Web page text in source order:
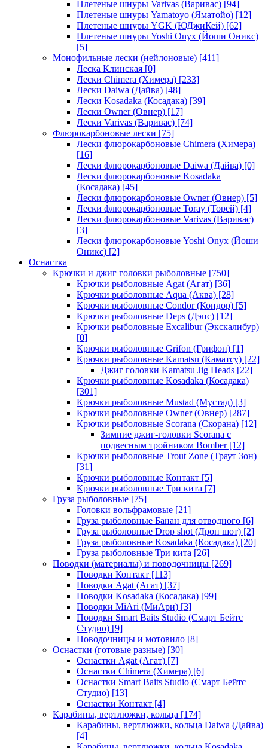
Плетеные шнуры Varivas (Варивас) [94]
Плетеные шнуры Yamatoyo (Яматойо) [12]
Плетеные шнуры YGK (ЮДжиКей) [62]
Плетеные шнуры Yoshi Onyx (Йоши Оникс)
[5]
Монофильные лески (нейлоновые) [411]
Леска Клинская [0]
Лески Chimera (Химера) [233]
Лески Daiwa (Дайва) [48]
Лески Kosadaka (Косадака) [39]
Лески Owner (Овнер) [17]
Лески Varivas (Варивас) [74]
Флюрокарбоновые лески [75]
Лески флюрокарбоновые Chimera (Химера)
[16]
Лески флюрокарбоновые Daiwa (Дайва) [0]
Лески флюрокарбоновые Kosadaka
(Косадака) [45]
Лески флюрокарбоновые Owner (Овнер) [5]
Лески флюрокарбоновые Toray (Торей) [4]
Лески флюрокарбоновые Varivas (Варивас)
[3]
Лески флюрокарбоновые Yoshi Onyx (Йоши
Оникс) [2]
Оснастка
Крючки и джиг головки рыболовные [750]
Крючки рыболовные Agat (Агат) [36]
Крючки рыболовные Aqua (Аква) [28]
Крючки рыболовные Condor (Кондор) [5]
Крючки рыболовные Deps (Дэпс) [12]
Крючки рыболовные Excalibur (Экскалибур)
[0]
Крючки рыболовные Grifon (Грифон) [1]
Крючки рыболовные Kamatsu (Каматсу) [22]
Джиг головки Kamatsu Jig Heads [22]
Крючки рыболовные Kosadaka (Косадака)
[301]
Крючки рыболовные Mustad (Мустад) [3]
Крючки рыболовные Owner (Овнер) [287]
Крючки рыболовные Scorana (Скорана) [12]
Зимние джиг-головки Scorana с
подвесным тройником Bomber[12]
Крючки рыболовные Trout Zone (Траут Зон)
[31]
Крючки рыболовные Контакт [5]
Крючки рыболовные Три кита [7]
Груза рыболовные [75]
Головки вольфрамовые [21]
Груза рыболовные Банан для отводного [6]
Груза рыболовные Drop shot (Дроп шот) [2]
Груза рыболовные Kosadaka (Косадака) [20]
Груза рыболовные Три кита [26]
Поводки (материалы) и поводочницы [269]
Поводки Контакт [113]
Поводки Agat (Агат) [37]
Поводки Kosadaka (Косадака) [99]
Поводки MiAri (МиАри) [3]
Поводки Smart Baits Studio (Смарт Бейтс
Студио) [9]
Поводочницы и мотовило [8]
Оснастки (готовые разные) [30]
Оснастки Agat (Агат) [7]
Оснастки Chimera (Химера) [6]
Оснастки Smart Baits Studio (Смарт Бейтс
Студио) [13]
Оснастки Контакт [4]
Карабины, вертлюжки, кольца [174]
Карабины, вертлюжки, кольца Daiwa (Дайва)
[4]